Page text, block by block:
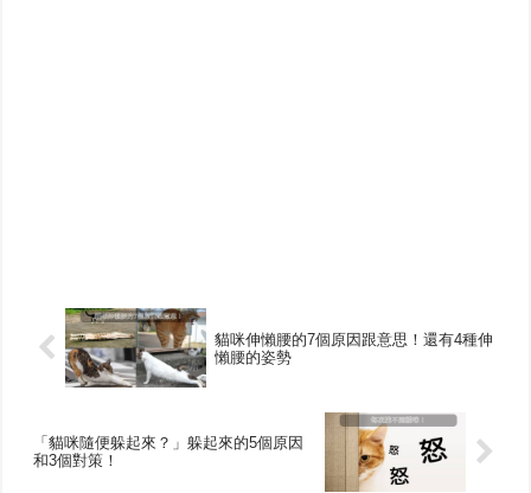
貓咪伸懶腰的7個原因跟意思！還有4種伸
懶腰的姿勢
「貓咪隨便躲起來？」躲起來的5個原因
和3個對策！